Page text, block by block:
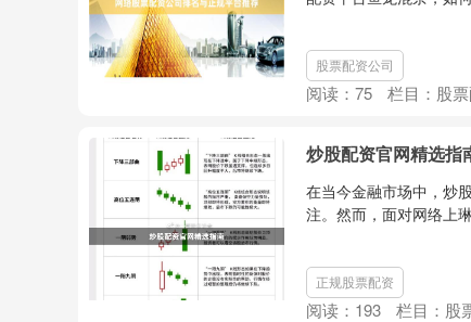
股票配资公司
阅读： 75 栏目： 股
炒股配资官网精选指
在当今金融市场中，炒
注。然而，面对网络上
正规股票配资
阅读： 193 栏目： 股